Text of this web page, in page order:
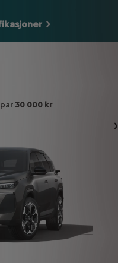
30 000 kr